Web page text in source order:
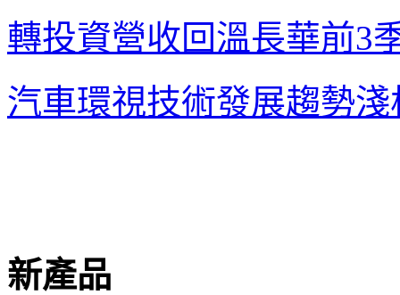
轉投資營收回溫長華前3
汽車環視技術發展趨勢淺
新產品